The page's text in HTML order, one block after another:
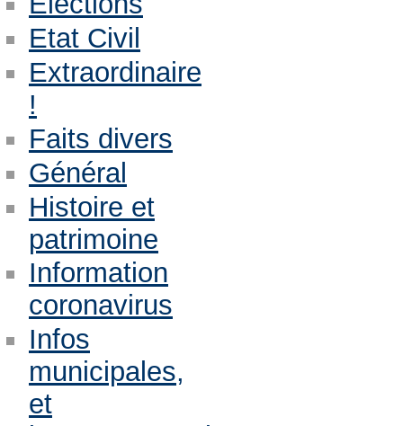
Etat Civil
Extraordinaire
!
Faits divers
Général
Histoire et
patrimoine
Information
coronavirus
Infos
municipales,
et